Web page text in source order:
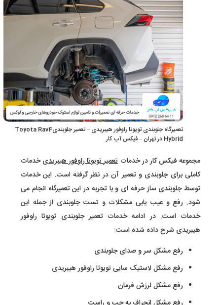
تعمیرگاه جلوبندی تویوتا راوفور هیبریدی – تعمیر جلوبندیToyota Rav4
Hybrid در تهران – فیکس آپ کار
مجموعه فیکس کار در خدماتتعمیر تویوتا راوفور هیبریدیخدمات
کاملی برای جلوبندی و تعمیر آن در نظر گرفته است. این خدمات
توسط جلوبندی ساز حرفه ای و با تجربه در این تعمیرگاه انجام می
شود. رفع و عیب یابی مشکلات و تست جلوبندی از جمله این
خدمات است. در ادامه خدمات تعمیر جلوبندی تویوتا راوفور
هیبریدی شرح داده شده است:
رفع مشکل سر و صدای جلوبندی
رفع مشکل لاستیک سایی تویوتا راوفور هیبریدی
رفع مشکل لرزش فرمان